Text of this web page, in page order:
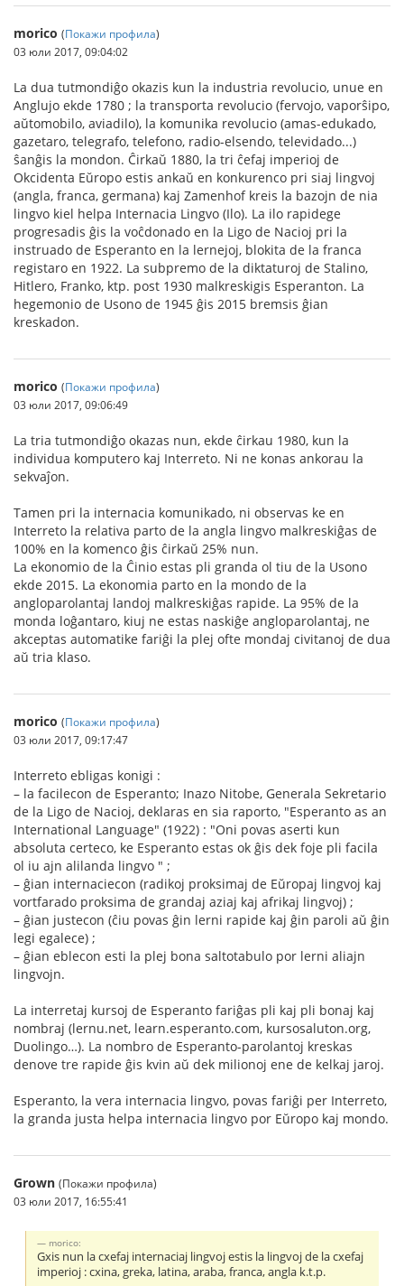
morico (Покажи профила)
03 юли 2017, 09:04:02
La dua tutmondiĝo okazis kun la industria revolucio, unue en
Anglujo ekde 1780 ; la transporta revolucio (fervojo, vaporŝipo,
aŭtomobilo, aviadilo), la komunika revolucio (amas-edukado,
gazetaro, telegrafo, telefono, radio-elsendo, televidado...)
ŝanĝis la mondon. Ĉirkaŭ 1880, la tri ĉefaj imperioj de
Okcidenta Eŭropo estis ankaŭ en konkurenco pri siaj lingvoj
(angla, franca, germana) kaj Zamenhof kreis la bazojn de nia
lingvo kiel helpa Internacia Lingvo (Ilo). La ilo rapidege
progresadis ĝis la voĉdonado en la Ligo de Nacioj pri la
instruado de Esperanto en la lernejoj, blokita de la franca
registaro en 1922. La subpremo de la diktaturoj de Stalino,
Hitlero, Franko, ktp. post 1930 malkreskigis Esperanton. La
hegemonio de Usono de 1945 ĝis 2015 bremsis ĝian
kreskadon.
morico (Покажи профила)
03 юли 2017, 09:06:49
La tria tutmondiĝo okazas nun, ekde ĉirkau 1980, kun la
individua komputero kaj Interreto. Ni ne konas ankorau la
sekvaĵon.
Tamen pri la internacia komunikado, ni observas ke en
Interreto la relativa parto de la angla lingvo malkreskiĝas de
100% en la komenco ĝis ĉirkaŭ 25% nun.
La ekonomio de la Ĉinio estas pli granda ol tiu de la Usono
ekde 2015. La ekonomia parto en la mondo de la
angloparolantaj landoj malkreskiĝas rapide. La 95% de la
monda loĝantaro, kiuj ne estas naskiĝe angloparolantaj, ne
akceptas automatike fariĝi la plej ofte mondaj civitanoj de dua
aŭ tria klaso.
morico (Покажи профила)
03 юли 2017, 09:17:47
Interreto ebligas konigi :
– la facilecon de Esperanto; Inazo Nitobe, Generala Sekretario
de la Ligo de Nacioj, deklaras en sia raporto, "Esperanto as an
International Language" (1922) : "Oni povas aserti kun
absoluta certeco, ke Esperanto estas ok ĝis dek foje pli facila
ol iu ajn alilanda lingvo " ;
– ĝian internaciecon (radikoj proksimaj de Eŭropaj lingvoj kaj
vortfarado proksima de grandaj aziaj kaj afrikaj lingvoj) ;
– ĝian justecon (ĉiu povas ĝin lerni rapide kaj ĝin paroli aŭ ĝin
legi egalece) ;
– ĝian eblecon esti la plej bona saltotabulo por lerni aliajn
lingvojn.
La interretaj kursoj de Esperanto fariĝas pli kaj pli bonaj kaj
nombraj (lernu.net, learn.esperanto.com, kursosaluton.org,
Duolingo…). La nombro de Esperanto-parolantoj kreskas
denove tre rapide ĝis kvin aŭ dek milionoj ene de kelkaj jaroj.
Esperanto, la vera internacia lingvo, povas fariĝi per Interreto,
la granda justa helpa internacia lingvo por Eŭropo kaj mondo.
Grown (Покажи профила)
03 юли 2017, 16:55:41
morico:
Gxis nun la cxefaj internaciaj lingvoj estis la lingvoj de la cxefaj
imperioj : cxina, greka, latina, araba, franca, angla k.t.p.